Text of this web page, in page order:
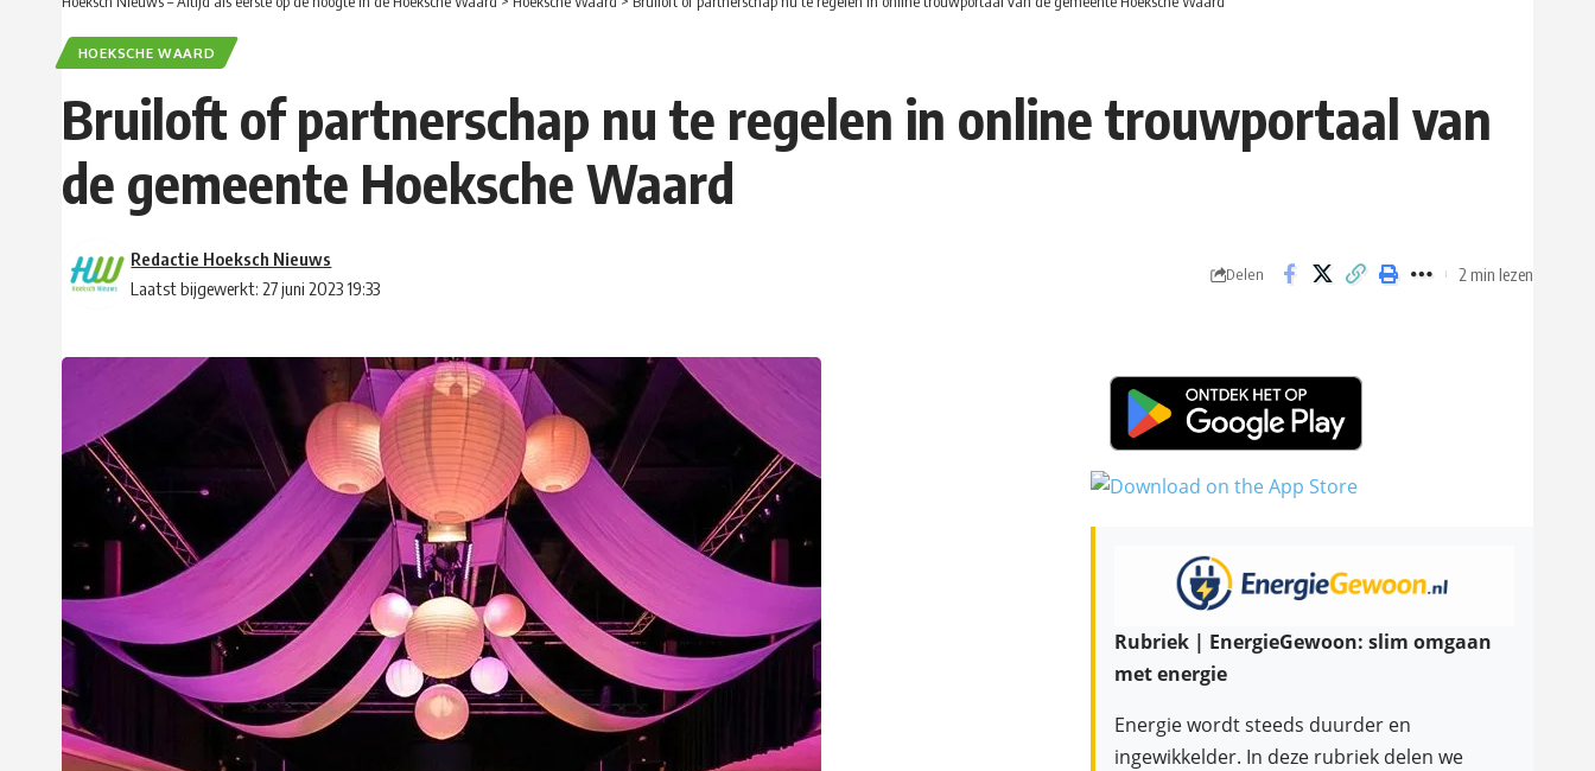
HOEKSCHE WAARD
Bruiloft of partnerschap nu te regelen in online trouwportaal van
de gemeente Hoeksche Waard
Laatst bijgewerkt: 27 juni 2023 19:33
Redactie Hoeksch Nieuws
Delen 2 min lezen
Rubriek | EnergieGewoon: slim omgaan
met energie
Energie wordt steeds duurder en
ingewikkelder. In deze rubriek delen we